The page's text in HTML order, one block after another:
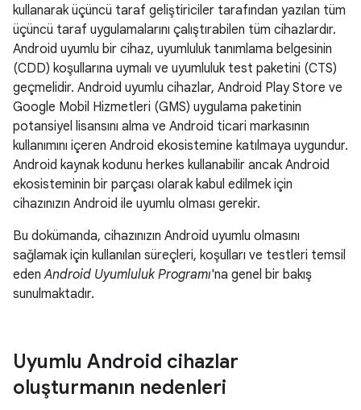
kullanarak üçüncü taraf geliştiriciler tarafından yazılan tüm
üçüncü taraf uygulamalarını çalıştırabilen tüm cihazlardır.
Android uyumlu bir cihaz, uyumluluk tanımlama belgesinin
(CDD) koşullarına uymalı ve uyumluluk test paketini (CTS)
geçmelidir. Android uyumlu cihazlar, Android Play Store ve
Google Mobil Hizmetleri (GMS) uygulama paketinin
potansiyel lisansını alma ve Android ticari markasının
kullanımını içeren Android ekosistemine katılmaya uygundur.
Android kaynak kodunu herkes kullanabilir ancak Android
ekosisteminin bir parçası olarak kabul edilmek için
cihazınızın Android ile uyumlu olması gerekir.
Bu dokümanda, cihazınızın Android uyumlu olmasını
sağlamak için kullanılan süreçleri, koşulları ve testleri temsil
edenAndroid Uyumluluk Programı'na genel bir bakış
sunulmaktadır.
Uyumlu Android cihazlar
oluşturmanın nedenleri